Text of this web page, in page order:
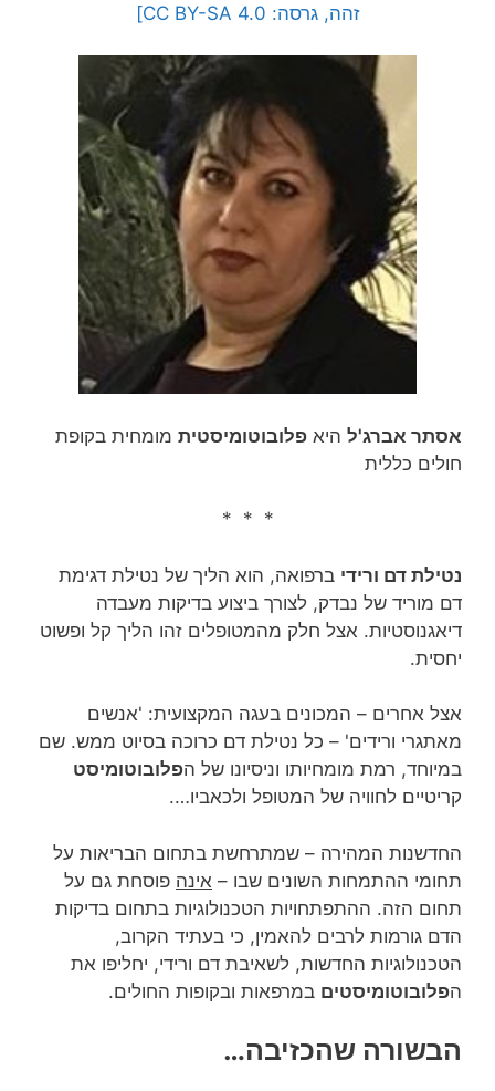
זהה, גרסה: CC BY-SA 4.0]
אסתר אברג'ל היא פלובוטומיסטית מומחית בקופת
חולים כללית
* * *
נטילת דם ורידי ברפואה, הוא הליך של נטילת דגימת
דם מוריד של נבדק, לצורך ביצוע בדיקות מעבדה
דיאגנוסטיות. אצל חלק מהמטופלים זהו הליך קל ופשוט
יחסית.
אצל אחרים – המכונים בעגה המקצועית: 'אנשים
מאתגרי ורידים' – כל נטילת דם כרוכה בסיוט ממש. שם
במיוחד, רמת מומחיותו וניסיונו של הפלובוטומיסט
קריטיים לחוויה של המטופל ולכאביו….
החדשנות המהירה – שמתרחשת בתחום הבריאות על
תחומי ההתמחות השונים שבו – אינה פוסחת גם על
תחום הזה. ההתפתחויות הטכנולוגיות בתחום בדיקות
הדם גורמות לרבים להאמין, כי בעתיד הקרוב,
הטכנולוגיות החדשות, לשאיבת דם ורידי, יחליפו את
הפלובוטומיסטים במרפאות ובקופות החולים.
הבשורה שהכזיבה…